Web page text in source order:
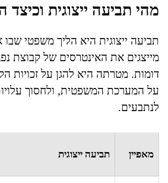
מהי תביעה ייצוגית
תביעה ייצוגית היא הליך משפטי
מייצגים את האינטרסים של קבוצת
דומות. מטרתה היא להגן על זכויות
על המערכת המשפטית, ולחסוך
לנתבעים.
מאפיין תביעה ייצוגית